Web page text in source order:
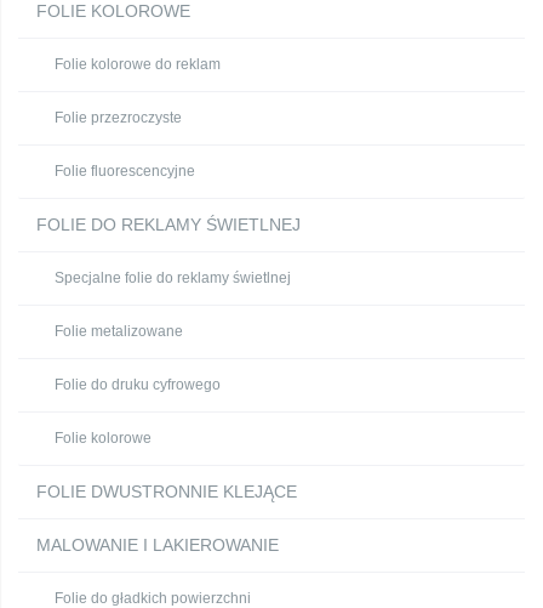
FOLIE KOLOROWE
Folie kolorowe do reklam
Folie przezroczyste
Folie fluorescencyjne
FOLIE DO REKLAMY ŚWIETLNEJ
Specjalne folie do reklamy świetlnej
Folie metalizowane
Folie do druku cyfrowego
Folie kolorowe
FOLIE DWUSTRONNIE KLEJĄCE
MALOWANIE I LAKIEROWANIE
Folie do gładkich powierzchni